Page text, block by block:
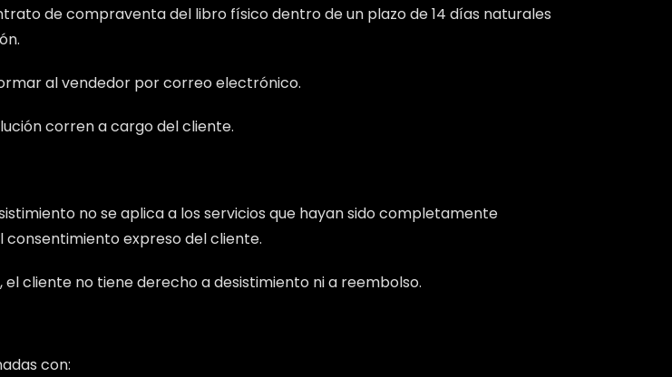
de compraventa del libro físico dentro de un plazo de 14 días naturales
al vendedor por correo electrónico.
corren a cargo del cliente.
no se aplica a los servicios que hayan sido completamente
consentimiento expreso del cliente.
cliente no tiene derecho a desistimiento ni a reembolso.
con: